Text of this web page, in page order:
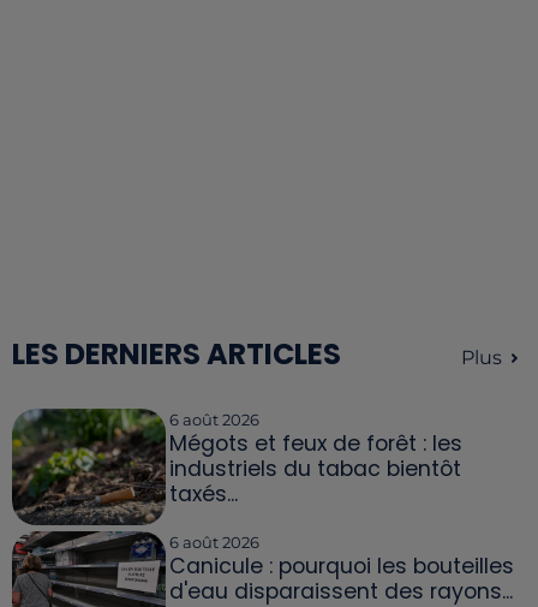
LES DERNIERS ARTICLES Plus
6 août 2026
Mégots et feux de forêt : les
industriels du tabac bientôt
taxés...
6 août 2026
Canicule : pourquoi les bouteilles
d'eau disparaissent des rayons...